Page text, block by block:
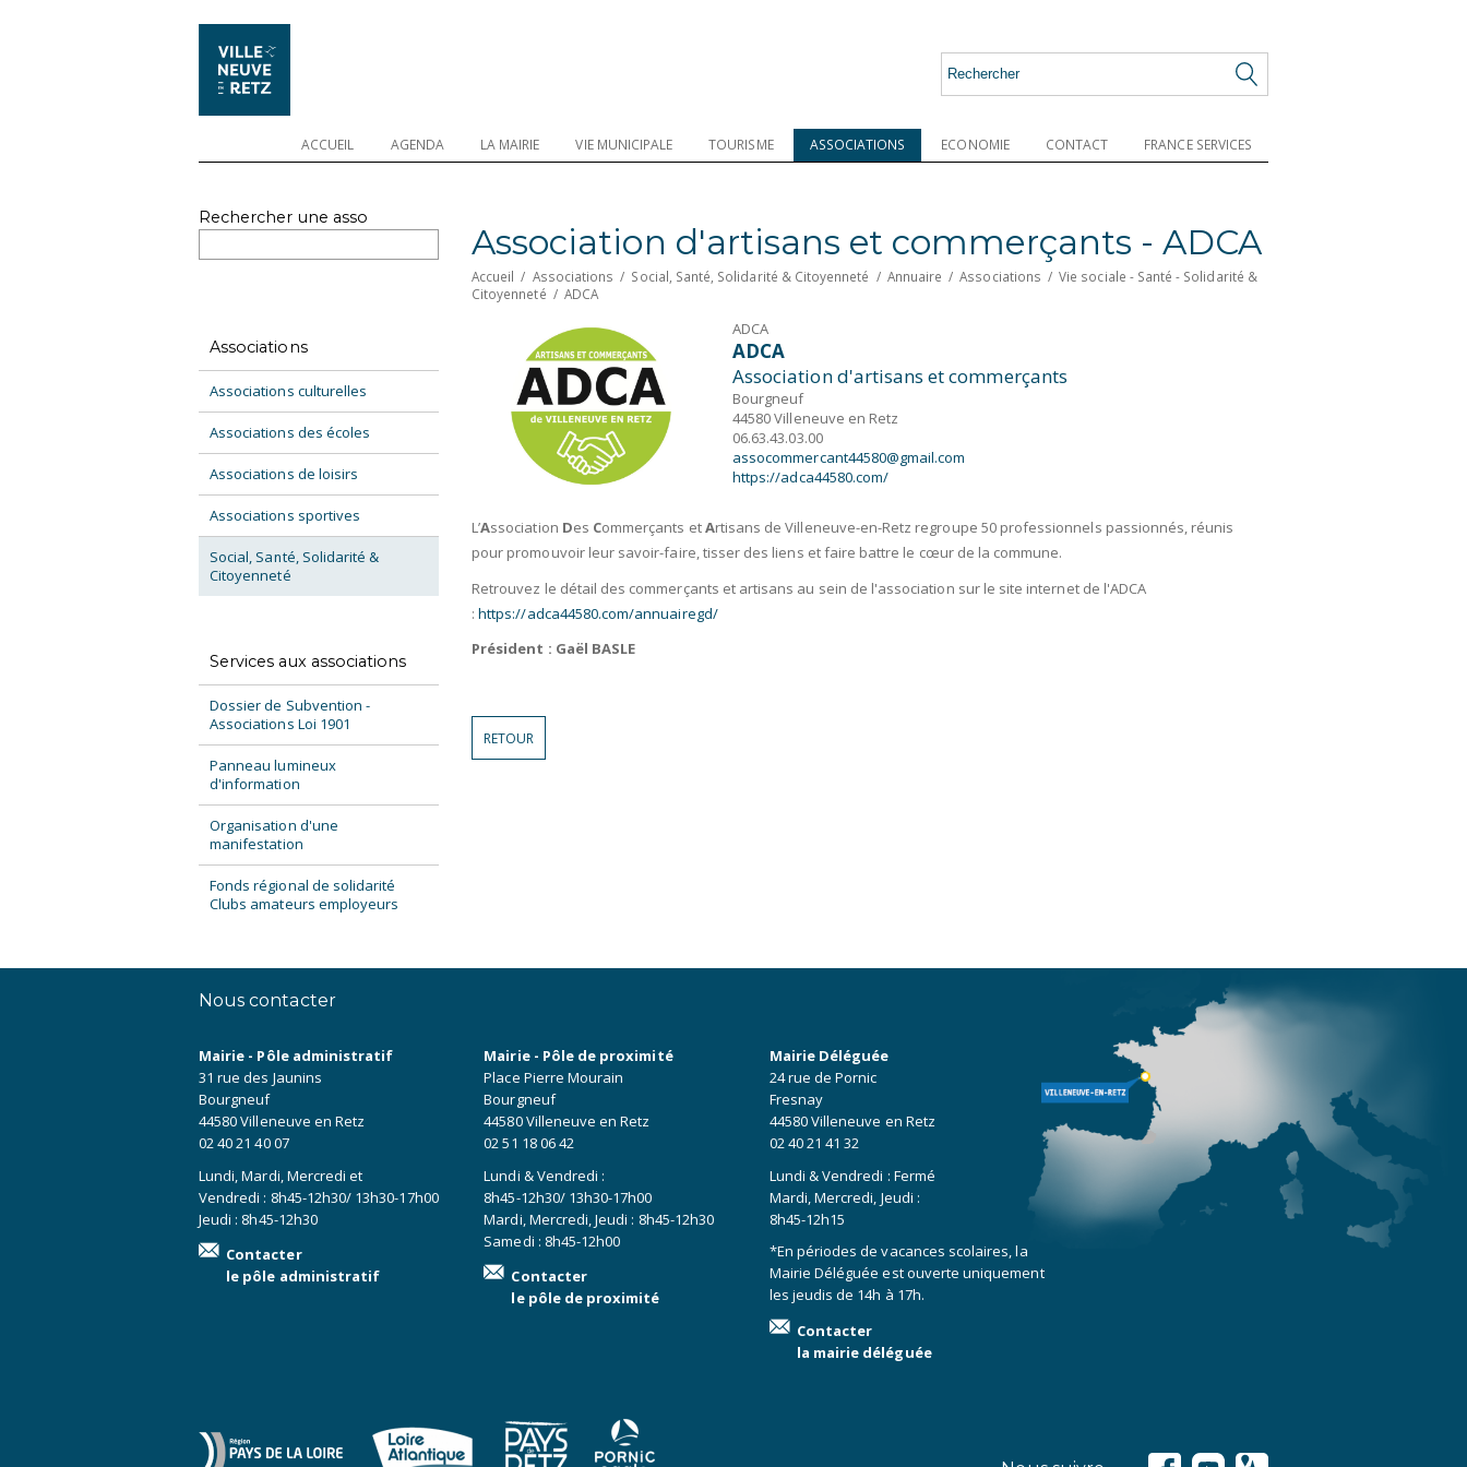
ACCUEIL AGENDA LA MAIRIE VIE MUNICIPALE TOURISME ASSOCIATIONS ECONOMIE CONTACT FRANCE SERVICES
Rechercher une asso
Associations
Associations culturelles
Associations des écoles
Associations de loisirs
Associations sportives
Social, Santé, Solidarité &
Citoyenneté
Services aux associations
Dossier de Subvention -
Associations Loi 1901
Panneau lumineux
d'information
Organisation d'une
manifestation
Fonds régional de solidarité
Clubs amateurs employeurs
Association d'artisans et commerçants - ADCA
Accueil / Associations / Social, Santé, Solidarité & Citoyenneté / Annuaire /Associations /Vie sociale - Santé - Solidarité &
Citoyenneté / ADCA
ADCA
ADCA
Association d'artisans et commerçants
Bourgneuf
44580 Villeneuve en Retz
06.63.43.03.00
assocommercant44580@gmail.com
https://adca44580.com/
L’Association Des Commerçants etArtisans de Villeneuve-en-Retz regroupe 50 professionnels passionnés, réunis
pour promouvoir leur savoir-faire, tisser des liens et faire battre le cœur de la commune.
Retrouvez le détail des commerçants et artisans au sein de l'association sur le site internet de l'ADCA
:https://adca44580.com/annuairegd/
Président : Gaël BASLE
RETOUR
Nous contacter
Mairie - Pôle administratif
31 rue des Jaunins
Bourgneuf
44580 Villeneuve en Retz
02 40 21 40 07
Lundi, Mardi, Mercredi et
Vendredi : 8h45-12h30/ 13h30-17h00
Jeudi : 8h45-12h30
Contacter
le pôle administratif
Mairie - Pôle de proximité
Place Pierre Mourain
Bourgneuf
44580 Villeneuve en Retz
02 51 18 06 42
Lundi & Vendredi :
8h45-12h30/ 13h30-17h00
Mardi, Mercredi, Jeudi : 8h45-12h30
Samedi : 8h45-12h00
Contacter
le pôle de proximité
Mairie Déléguée
24 rue de Pornic
Fresnay
44580 Villeneuve en Retz
02 40 21 41 32
Lundi & Vendredi : Fermé
Mardi, Mercredi, Jeudi :
8h45-12h15
*En périodes de vacances scolaires, la
Mairie Déléguée est ouverte uniquement
les jeudis de 14h à 17h.
Contacter
la mairie déléguée